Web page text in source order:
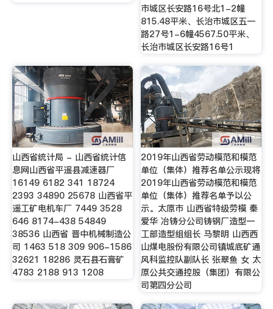
市城区长安路16号北1-2幢
815.48平米、长治市城区五一
路27号1-6幢4567.50平米、
长治市城区长安路16号1
山西省统计局 - 山西省统计信
息网山西省平遥县减速器厂
16149 6182 341 18724
2393 34890 25678 山西省平
遥工矿电机车厂 7449 3528
646 8174-438 54849
38536 山西省 晋中机械制造公
司 1463 518 309 906-1586
32621 18286 灵石县石膏矿
4783 2188 913 1208
2019年山西省劳动模范和模范
单位（集体）推荐名单公示现将
2019年山西省劳动模范和模范
单位（集体）推荐名单予以公
示。太原市 山西省特级劳模 秦
爱华 冶铸分公司铸钢厂造型一
工部造型组组长 马黎明 山西西
山煤电股份有限公司镇城底矿通
风科监控队副队长 张翠鱼 女 太
原公共交通控股（集团）有限公
司第四分公司